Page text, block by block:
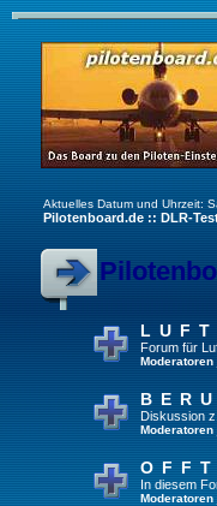
Aktuelles Datum und Uhrzeit:
Pilotenboard.de :: DLR-
Forum für
Moderatoren
Diskussion
Moderatoren
In diesem
Moderatoren